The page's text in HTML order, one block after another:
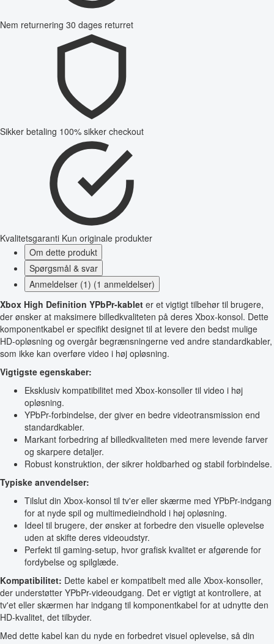
Nem returnering 30 dages returret
Sikker betaling 100% sikker checkout
Kvalitetsgaranti Kun originale produkter
Om dette produkt
Spørgsmål & svar
Anmeldelser (1) (1 anmeldelser)
Xbox High Definition YPbPr-kablet er et vigtigt tilbehør til brugere,
der ønsker at maksimere billedkvaliteten på deres Xbox-konsol. Dette
komponentkabel er specifikt designet til at levere den bedst mulige
HD-opløsning og overgår begrænsningerne ved andre standardkabler,
som ikke kan overføre video i høj opløsning.
Vigtigste egenskaber:
Eksklusiv kompatibilitet med Xbox-konsoller til video i høj
opløsning.
YPbPr-forbindelse, der giver en bedre videotransmission end
standardkabler.
Markant forbedring af billedkvaliteten med mere levende farver
og skarpere detaljer.
Robust konstruktion, der sikrer holdbarhed og stabil forbindelse.
Typiske anvendelser:
Tilslut din Xbox-konsol til tv'er eller skærme med YPbPr-indgang
for at nyde spil og multimedieindhold i høj opløsning.
Ideel til brugere, der ønsker at forbedre den visuelle oplevelse
uden at skifte deres videoudstyr.
Perfekt til gaming-setup, hvor grafisk kvalitet er afgørende for
fordybelse og spilglæde.
Kompatibilitet: Dette kabel er kompatibelt med alle Xbox-konsoller,
der understøtter YPbPr-videoudgang. Det er vigtigt at kontrollere, at
tv'et eller skærmen har indgang til komponentkabel for at udnytte den
HD-kvalitet, det tilbyder.
Med dette kabel kan du nyde en forbedret visuel oplevelse, så din